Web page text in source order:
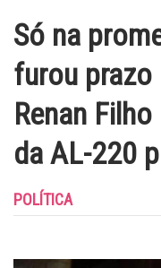
Só na
furou prazo
Renan
da AL-220
POLÍTICA